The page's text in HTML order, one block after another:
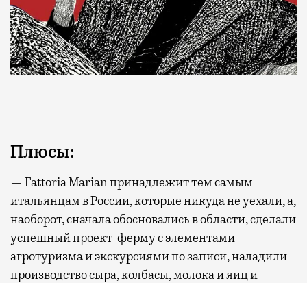
Плюсы:
— Fattoria Marian принадлежит тем самым
итальянцам в России, которые никуда не уехали, а,
наоборот, сначала обосновались в области, сделали
успешный проект-ферму с элементами
агротуризма и экскурсиями по записи, наладили
производство сыра, колбасы, молока и яиц и